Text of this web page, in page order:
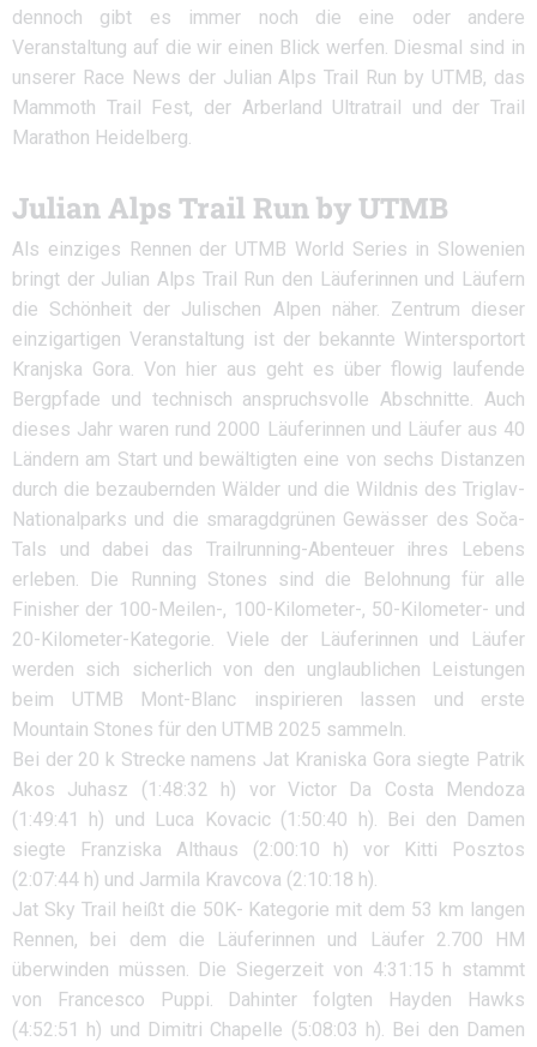
dennoch gibt es immer noch die eine oder andere
Veranstaltung auf die wir einen Blick werfen. Diesmal sind in
unserer Race News der Julian Alps Trail Run by UTMB, das
Mammoth Trail Fest, der Arberland Ultratrail und der Trail
Marathon Heidelberg.
Julian Alps Trail Run by UTMB
Als einziges Rennen der UTMB World Series in Slowenien
bringt der Julian Alps Trail Run den Läuferinnen und Läufern
die Schönheit der Julischen Alpen näher. Zentrum dieser
einzigartigen Veranstaltung ist der bekannte Wintersportort
Kranjska Gora. Von hier aus geht es über flowig laufende
Bergpfade und technisch anspruchsvolle Abschnitte. Auch
dieses Jahr waren rund 2000 Läuferinnen und Läufer aus 40
Ländern am Start und bewältigten eine von sechs Distanzen
durch die bezaubernden Wälder und die Wildnis des Triglav-
Nationalparks und die smaragdgrünen Gewässer des Soča-
Tals und dabei das Trailrunning-Abenteuer ihres Lebens
erleben. Die Running Stones sind die Belohnung für alle
Finisher der 100-Meilen-, 100-Kilometer-, 50-Kilometer- und
20-Kilometer-Kategorie. Viele der Läuferinnen und Läufer
werden sich sicherlich von den unglaublichen Leistungen
beim UTMB Mont-Blanc inspirieren lassen und erste
Mountain Stones für den UTMB 2025 sammeln.
Bei der 20 k Strecke namens Jat Kraniska Gora siegte Patrik
Akos Juhasz (1:48:32 h) vor Victor Da Costa Mendoza
(1:49:41 h) und Luca Kovacic (1:50:40 h). Bei den Damen
siegte Franziska Althaus (2:00:10 h) vor Kitti Posztos
(2:07:44 h) und Jarmila Kravcova (2:10:18 h).
Jat Sky Trail heißt die 50K- Kategorie mit dem 53 km langen
Rennen, bei dem die Läuferinnen und Läufer 2.700 HM
überwinden müssen. Die Siegerzeit von 4:31:15 h stammt
von Francesco Puppi. Dahinter folgten Hayden Hawks
(4:52:51 h) und Dimitri Chapelle (5:08:03 h). Bei den Damen